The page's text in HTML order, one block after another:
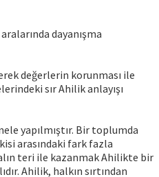
dayanışma
değerlerin korunması ile
sır Ahilik anlayışı
yapılmıştır. Bir toplumda
arasındaki fark fazla
teri ile kazanmak Ahilikte bir
Ahilik, halkın sırtından